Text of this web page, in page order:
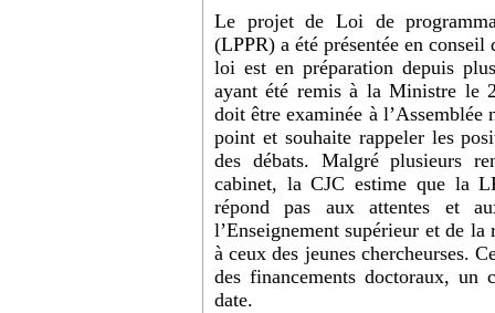
Le projet de Loi de
(LPPR) a été présentée en
loi est en préparation depuis
ayant été remis à la Ministre le
doit être examinée à
point et souhaite rappeler les
des débats. Malgré plusieurs
cabinet, la CJC estime que la
répond pas aux attentes et
l’Enseignement supérieur et de
à ceux des jeunes chercheurses.
des financements doctoraux, un
date.